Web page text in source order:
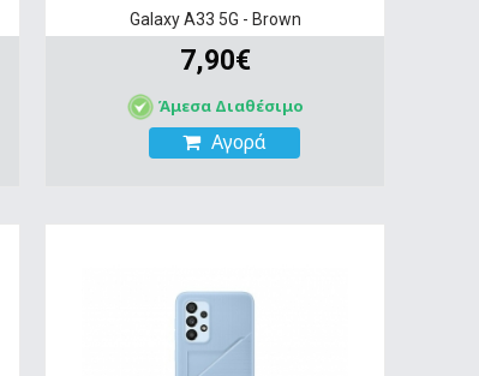
Galaxy A33 5G - Brown
7,90€
Άμεσα Διαθέσιμο
Αγορά